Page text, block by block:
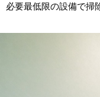
必要最低限の設備で掃